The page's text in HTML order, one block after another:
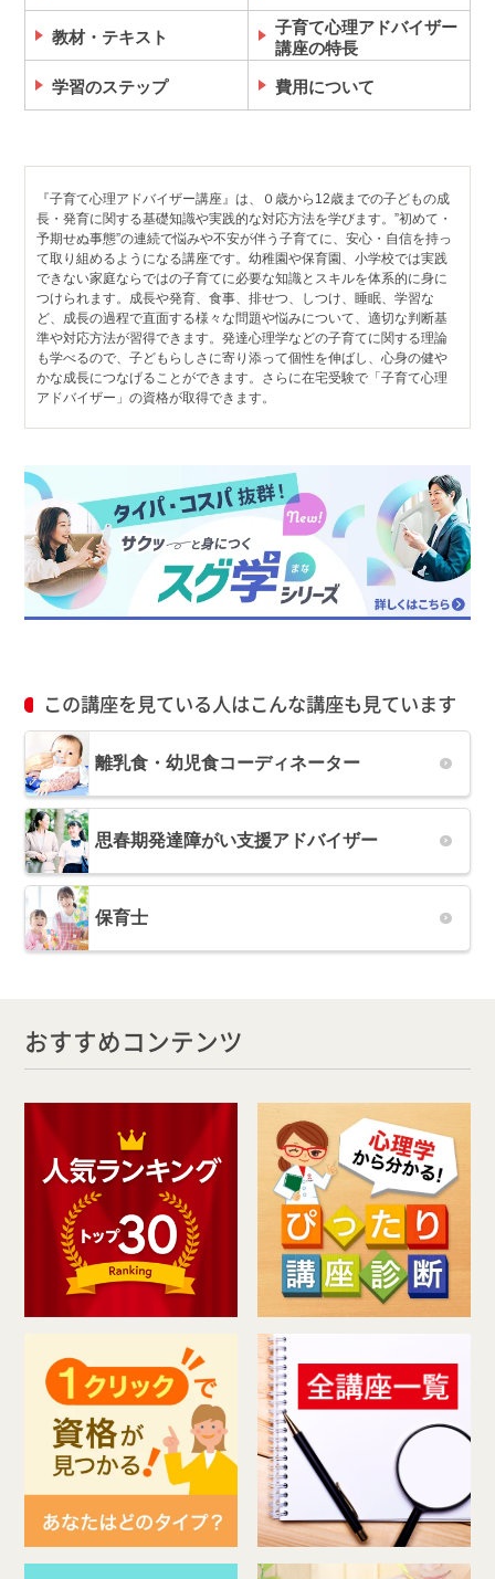
教材・テキスト
子育て心理アドバイザー
講座の特長
学習のステップ 費用について
『子育て心理アドバイザー講座』は、０歳から12歳までの子どもの成
長・発育に関する基礎知識や実践的な対応方法を学びます。”初めて・
予期せぬ事態”の連続で悩みや不安が伴う子育てに、安心・自信を持っ
て取り組めるようになる講座です。幼稚園や保育園、小学校では実践
できない家庭ならではの子育てに必要な知識とスキルを体系的に身に
つけられます。成長や発育、食事、排せつ、しつけ、睡眠、学習な
ど、成長の過程で直面する様々な問題や悩みについて、適切な判断基
準や対応方法が習得できます。発達心理学などの子育てに関する理論
も学べるので、子どもらしさに寄り添って個性を伸ばし、心身の健や
かな成長につなげることができます。さらに在宅受験で「子育て心理
アドバイザー」の資格が取得できます。
この講座を見ている人はこんな講座も見ています
離乳食・幼児食コーディネーター
思春期発達障がい支援アドバイザー
保育士
おすすめコンテンツ